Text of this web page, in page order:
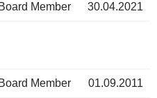
Member 30.04.2021
Member 01.09.2011